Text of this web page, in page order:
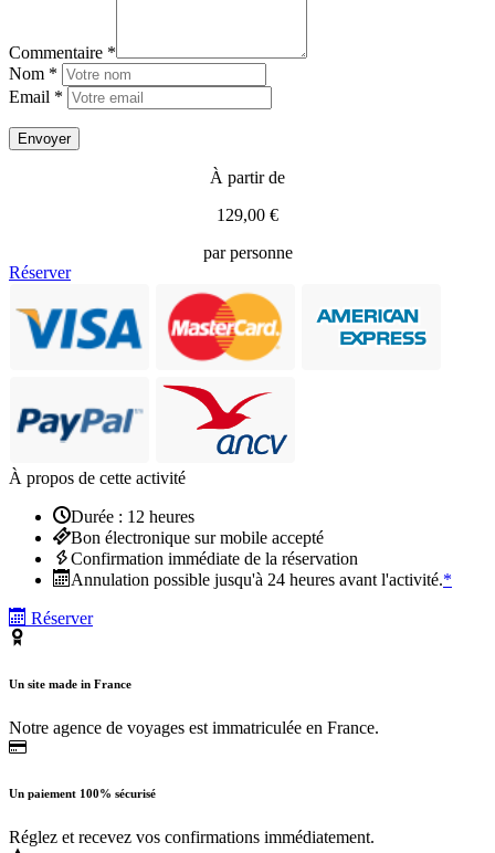
Commentaire *
Nom *
Email *
À partir de
129,00 €
par personne
Réserver
À propos de cette activité
Durée : 12 heures
Bon électronique sur mobile accepté
Confirmation immédiate de la réservation
Annulation possible jusqu'à 24 heures avant l'activité.*
Réserver
Un site made in France
Notre agence de voyages est immatriculée en France.
Un paiement 100% sécurisé
Réglez et recevez vos confirmations immédiatement.